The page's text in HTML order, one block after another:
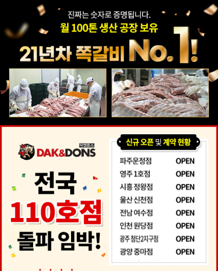
본사
스토리
아이템
소개
창업은
이렇게
점주
인터뷰
새소식 매장안내